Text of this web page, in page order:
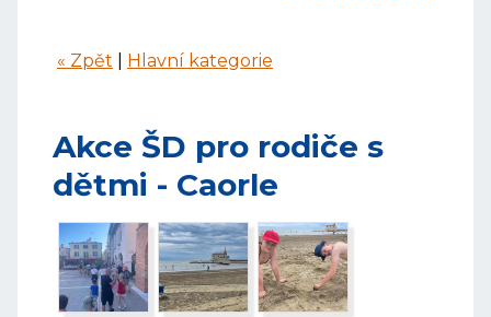
« Zpět Hlavní kategorie
Akce ŠD pro rodiče s
dětmi - Caorle